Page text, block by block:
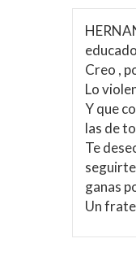
Creo ,
Lo
Y que
las de
Te
ganas
Un